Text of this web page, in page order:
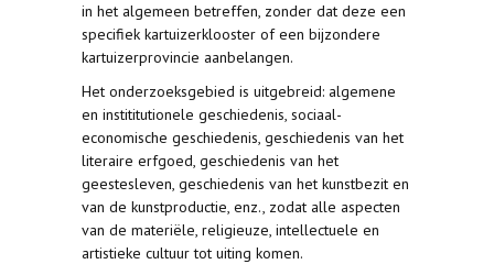
in het algemeen betreffen, zonder dat deze een
specifiek kartuizerklooster of een bijzondere
kartuizerprovincie aanbelangen.
Het onderzoeksgebied is uitgebreid: algemene
en instititutionele geschiedenis, sociaal-
economische geschiedenis, geschiedenis van het
literaire erfgoed, geschiedenis van het
geestesleven, geschiedenis van het kunstbezit en
van de kunstproductie, enz., zodat alle aspecten
van de materiële, religieuze, intellectuele en
artistieke cultuur tot uiting komen.